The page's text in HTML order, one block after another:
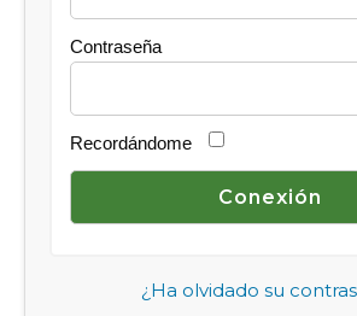
Contraseña
Recordándome
¿Ha olvidado su